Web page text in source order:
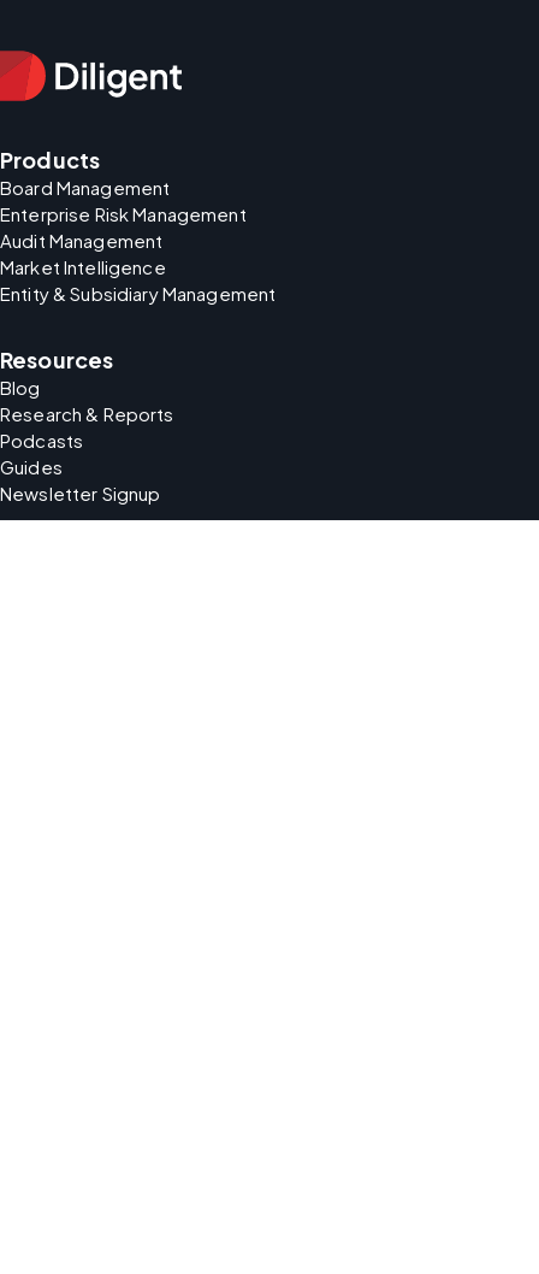
Products
Board Management
Enterprise Risk Management
Audit Management
Market Intelligence
Entity & Subsidiary Management
Resources
Blog
Research & Reports
Podcasts
Guides
Newsletter Signup